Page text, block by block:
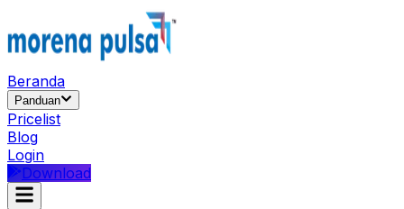
Beranda
Panduan
Pricelist
Blog
Login
Download